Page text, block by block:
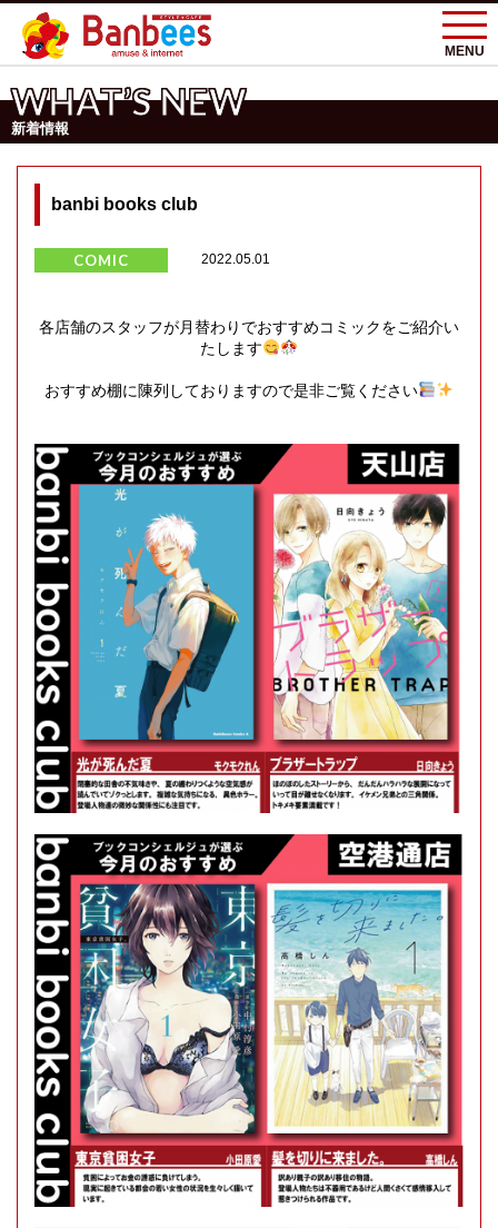
MENU
WHAT’S NEW
新着情報
banbi books club
COMIC 2022.05.01
各店舗のスタッフが月替わりでおすすめコミックをご紹介い
たします
おすすめ棚に陳列しておりますので是非ご覧ください